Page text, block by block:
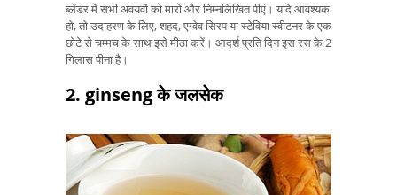
ब्लेंडर में सभी अवयवों को मारो और निम्नलिखित पीएं। यदि आवश्यक
हो, तो उदाहरण के लिए, शहद, एग्वेव सिरप या स्टेविया स्वीटनर के एक
छोटे से चम्मच के साथ इसे मीठा करें। आदर्श प्रति दिन इस रस के 2
गिलास पीना है।
2. ginseng के जलसेक